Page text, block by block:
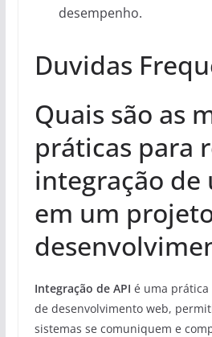
desempenho.
Duvidas
Quais são as
práticas para
integração de
em um
Integração de API é uma
de desenvolvimento web,
sistemas se comuniquem e